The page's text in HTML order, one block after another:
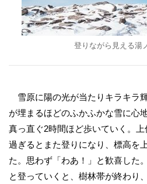
登りながら見える湯
雪原に陽の光が当たりキラキラ
が埋まるほどのふかふかな雪に心
真っ直ぐ2時間ほど歩いていく。
過ぎるとまた登りになり、標高を
た。思わず「わあ！」と歓喜した
と登っていくと、樹林帯が終わり